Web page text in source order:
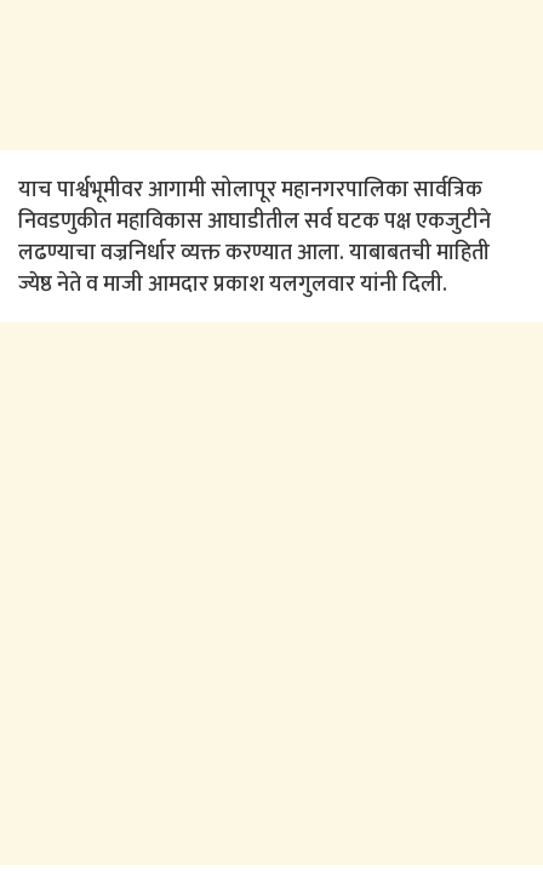
याच पार्श्वभूमीवर आगामी सोलापूर महानगरपालिका सार्वत्रिक
निवडणुकीत महाविकास आघाडीतील सर्व घटक पक्ष एकजुटीने
लढण्याचा वज्रनिर्धार व्यक्त करण्यात आला. याबाबतची माहिती
ज्येष्ठ नेते व माजी आमदार प्रकाश यलगुलवार यांनी दिली.